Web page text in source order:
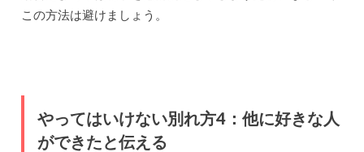
この方法は避けましょう。
やってはいけない別れ方4：他に好きな人
ができたと伝える